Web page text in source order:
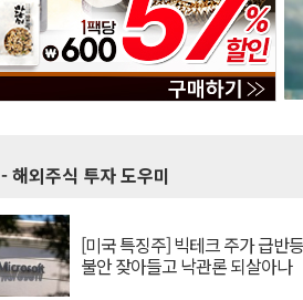
- 해외주식 투자 도우미
[미국 특징주] 빅테크 주가 급반
불안 잦아들고 낙관론 되살아나